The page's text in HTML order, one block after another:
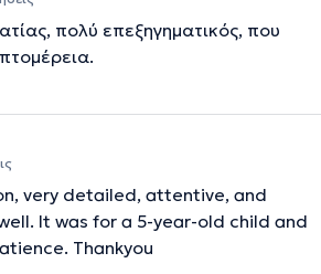
πολύ επεξηγηματικός, που
very detailed, attentive, and
It was for a 5-year-old child and
Thankyou